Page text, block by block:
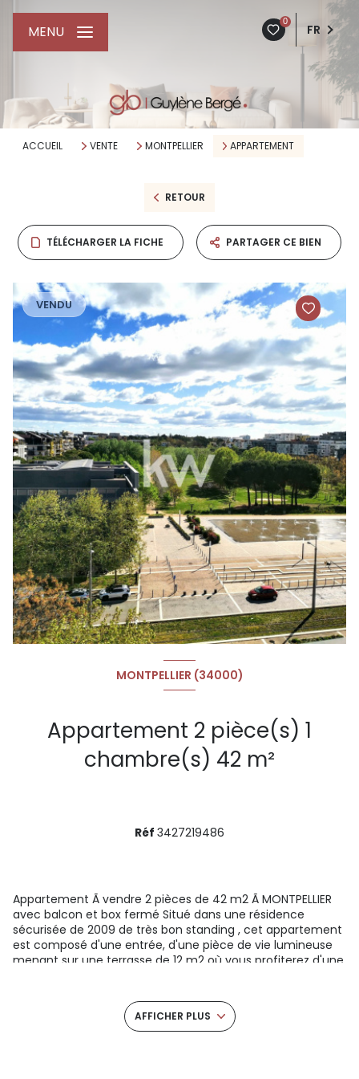
0
FR
MENU
ACCUEIL VENTE MONTPELLIER APPARTEMENT
RETOUR
TÉLÉCHARGER LA FICHE PARTAGER CE BIEN
VENDU
MONTPELLIER (34000)
Appartement 2 pièce(s) 1
chambre(s) 42 m²
Réf 3427219486
Appartement Ã vendre 2 pièces de 42 m2 Ã MONTPELLIER
avec balcon et box fermé Situé dans une résidence
sécurisée de 2009 de très bon standing , cet appartement
est composé d'une entrée, d'une pièce de vie lumineuse
menant sur une terrasse de 12 m2 où vous profiterez d'une
bain avec baignoire et d'un wc séparé. Un box fermé
complète ce bien. Vous n'avez plus qu'Ã poser vos valises
et profiter de toutes les commodités environnantes
AFFICHER PLUS